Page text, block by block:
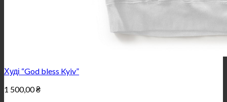
Худі “God bless Kyiv”
1 500,00₴